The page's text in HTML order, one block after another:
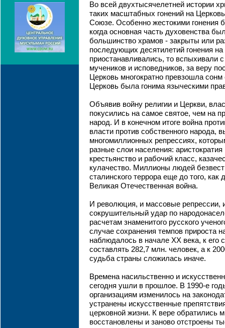
Во всей двухтысячелетней истории
таких масштабных гонений на
Союзе. Особенно жестокими гонения
когда основная часть духовенства
большинство храмов - закрыты или
последующих десятилетий гонения
приостанавливались, то вспыхивали
мучеников и исповедников, за веру
Церковь многократно превзошла
Церковь была гонима языческими
Объявив войну религии и Церкви,
покусились на самое святое, чем на
народ. И в конечном итоге война
власти против собственного народа,
многомиллионных репрессиях,
разные слои населения: аристократия
крестьянство и рабочий класс,
кулачество. Миллионы людей
сталинского террора еще до того,
Великая Отечественная война.
И революция, и массовые репрессии,
сокрушительный удар по
расчетам знаменитого русского
случае сохранения темпов прироста
наблюдалось в начале ХХ века, к его
составлять 282,7 млн. человек, а к
судьба страны сложилась иначе.
Времена насильственно и
сегодня ушли в прошлое. В 1990-е
организациям изменилось на
устранены искусственные
церковной жизни. К вере
восстановлены и заново отстроены